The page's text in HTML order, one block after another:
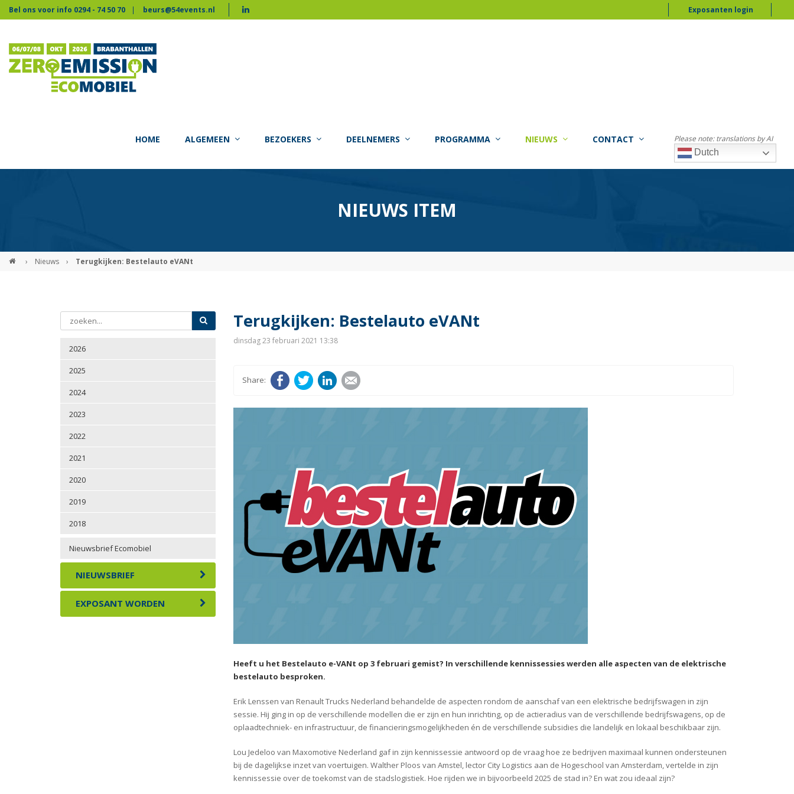
Bel ons voor info 0294 - 74 50 70 beurs@54events.nl Exposanten login
HOME ALGEMEEN BEZOEKERS DEELNEMERS PROGRAMMA NIEUWS CONTACT
Dutch
Please note: translations by AI
NIEUWS ITEM
› Nieuws › Terugkijken: Bestelauto eVANt
2026
2025
2024
2023
2022
2021
2020
2019
2018
Nieuwsbrief Ecomobiel
NIEUWSBRIEF
EXPOSANT WORDEN
Terugkijken: Bestelauto eVANt
dinsdag 23 februari 2021 13:38
FacebookTwitterLinkedInE-mail
Heeft u het Bestelauto e-VANt op 3 februari gemist? In verschillende kennissessies werden alle aspecten van de elektrische
bestelauto besproken.
Erik Lenssen van Renault Trucks Nederland behandelde de aspecten rondom de aanschaf van een elektrische bedrijfswagen in zijn
sessie. Hij ging in op de verschillende modellen die er zijn en hun inrichting, op de actieradius van de verschillende bedrijfswagens, op de
oplaadtechniek- en infrastructuur, de financieringsmogelijkheden én de verschillende subsidies die landelijk en lokaal beschikbaar zijn.
Lou Jedeloo van Maxomotive Nederland gaf in zijn kennissessie antwoord op de vraag hoe ze bedrijven maximaal kunnen ondersteunen
bij de dagelijkse inzet van voertuigen. Walther Ploos van Amstel, lector City Logistics aan de Hogeschool van Amsterdam, vertelde in zijn
kennissessie over de toekomst van de stadslogistiek. Hoe rijden we in bijvoorbeeld 2025 de stad in? En wat zou ideaal zijn?